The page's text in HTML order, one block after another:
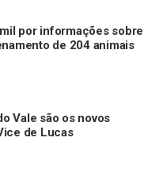
por informações sobre
de 204 animais
Vale são os novos
de Lucas